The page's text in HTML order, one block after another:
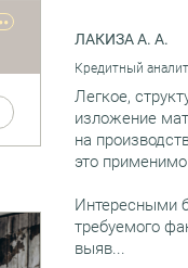
ЛАКИЗА А. А.
Кредитный
Легкое,
изложение
на
это
Интересными
требуемого
выяв...